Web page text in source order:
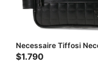
Necessaire Tiffosi
Cuadrille - Negro
$1.790